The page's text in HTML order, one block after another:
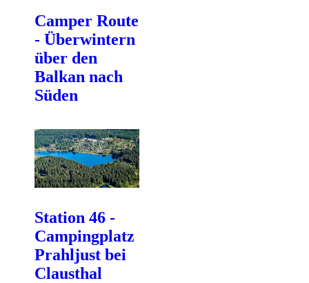
Camper Route
- Überwintern
über den
Balkan nach
Süden
Station 46 -
Campingplatz
Prahljust bei
Clausthal